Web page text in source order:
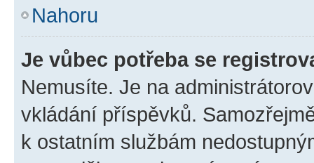
Nahoru
Je vůbec potřeba se
Nemusíte. Je na
vkládání příspěvků.
k ostatním službám